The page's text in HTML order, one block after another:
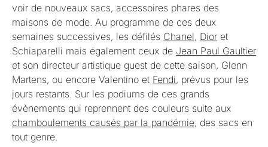
voir de nouveaux sacs, accessoires phares des
maisons de mode. Au programme de ces deux
semaines successives, les défilés Chanel, Dior et
Schiaparelli mais également ceux de Jean Paul Gaultier
et son directeur artistique guest de cette saison, Glenn
Martens, ou encore Valentino et Fendi, prévus pour les
jours restants. Sur les podiums de ces grands
évènements qui reprennent des couleurs suite aux
chamboulements causés par la pandémie, des sacs en
tout genre.